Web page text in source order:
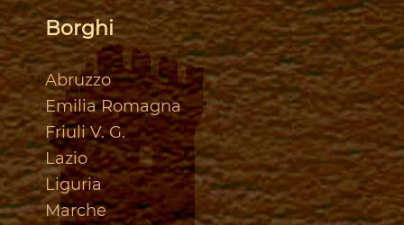
Borghi
Abruzzo
Emilia Romagna
Friuli V. G.
Lazio
Liguria
Marche